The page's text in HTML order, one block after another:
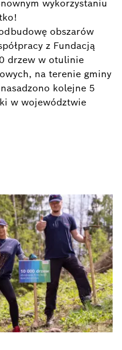
wykorzystaniu
obszarów
z Fundacją
drzew w otulinie
na terenie gminy
kolejne 5
w województwie